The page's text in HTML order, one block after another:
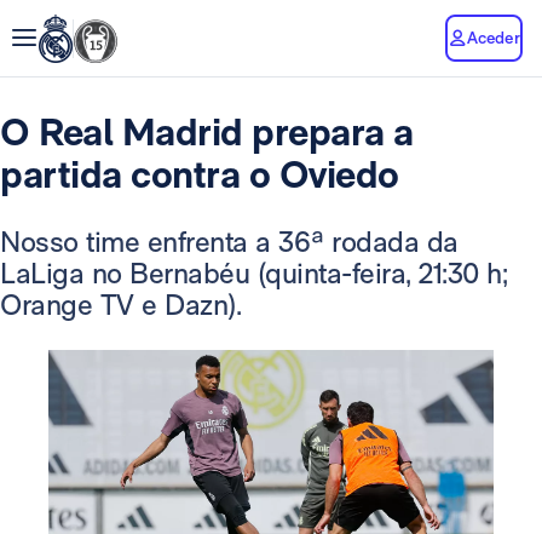
Aceder
O Real Madrid prepara a
partida contra o Oviedo
Nosso time enfrenta a 36ª rodada da
LaLiga no Bernabéu (quinta-feira, 21:30 h;
Orange TV e Dazn).